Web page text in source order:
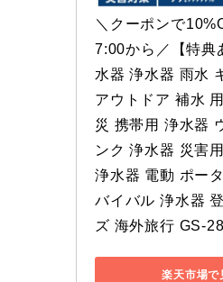
＼クーポンで
7:00から／【特典
水器 浄水器 雨水
アウトドア 補水
災 携帯用 浄水器
ンク 浄水器 災害
浄水器 電動 ポー
バイバル 浄水器
ズ 海外旅行 GS-
楽天市場で